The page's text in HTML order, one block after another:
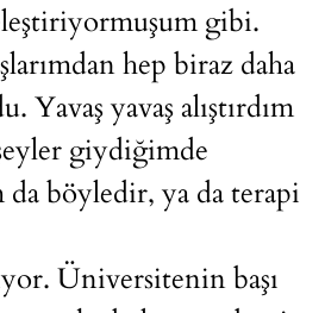
gibi.
hep biraz daha
yavaş alıştırdım
giydiğimde
böyledir, ya da terapi
Üniversitenin başı